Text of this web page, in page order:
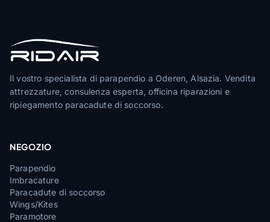
Il vostro specialista di parapendio a Oderen, Alsazia. Vendita
attrezzature, consulenza esperta, officina riparazioni e
ripiegamento paracadute di soccorso.
NEGOZIO
Parapendio
Imbracature
Paracadute di soccorso
Wings/Kites
Paramotore